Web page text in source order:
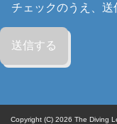
チェックのうえ、送
Copyright (C) 2026 The Diving